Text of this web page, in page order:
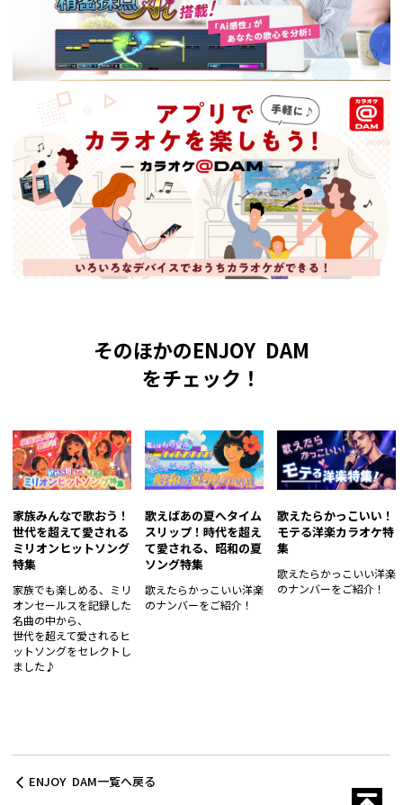
そのほかのENJOY DAM
をチェック！
家族みんなで歌おう！
世代を超えて愛される
ミリオンヒットソング
特集
家族でも楽しめる、ミリ
オンセールスを記録した
名曲の中から、
世代を超えて愛されるヒ
ットソングをセレクトし
ました♪
歌えばあの夏へタイム
スリップ！時代を超え
て愛される、昭和の夏
ソング特集
歌えたらかっこいい洋楽
のナンバーをご紹介！
歌えたらかっこいい！
モテる洋楽カラオケ特
集
歌えたらかっこいい洋楽
のナンバーをご紹介！
ENJOY DAM一覧へ戻る